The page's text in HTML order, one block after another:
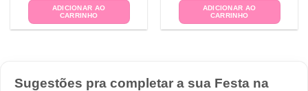
ADICIONAR AO
CARRINHO
ADICIONAR AO
CARRINHO
Sugestões pra completar a sua Festa na